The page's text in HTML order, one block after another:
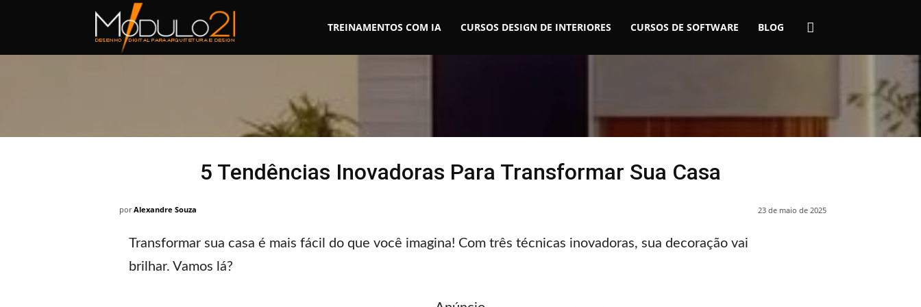
TREINAMENTOS COM IA CURSOS DESIGN DE INTERIORES CURSOS DE SOFTWARE BLOG
5 Tendências Inovadoras Para Transformar Sua Casa
23 de maio de 2025
por Alexandre Souza
Transformar sua casa é mais fácil do que você imagina! Com três técnicas inovadoras, sua decoração vai
brilhar. Vamos lá?